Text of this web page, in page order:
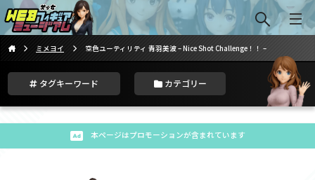
ミメヨイ 空色ユーティリティ 青羽美波 – Nice Shot Challenge！！ –
タグキーワード カテゴリー
本ページはプロモーションが含まれています